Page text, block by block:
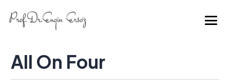
All On Four